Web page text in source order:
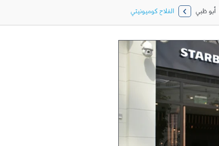
أبو ظبي الفلاح كوميونيتي